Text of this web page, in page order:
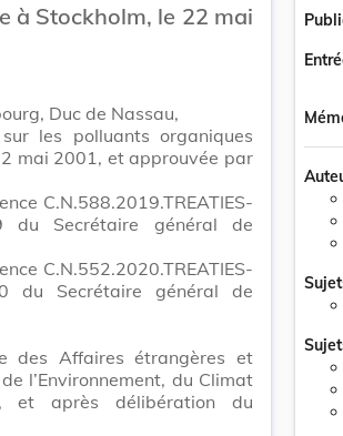
à Stockholm, le 22 mai
Duc de Nassau,
les polluants organiques
mai 2001, et approuvée par
C.N.588.2019.TREATIES-
du Secrétaire général de
C.N.552.2020.TREATIES-
du Secrétaire général de
des Affaires étrangères et
l’Environnement, du Climat
et après délibération du